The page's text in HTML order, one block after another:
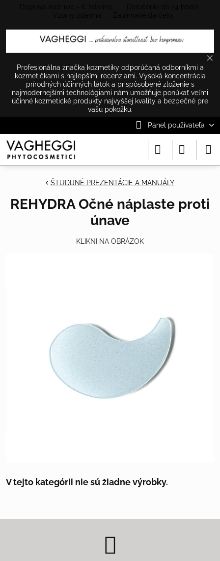
✕
Profesionálna značka kozmetiky odporúčaná odborníkmi a
kozmetičkami s najlepšími recenziami. Vysoká koncentrácia
prírodných účinných látok a prispôsobené zloženie s
najmodernejšími technológiami nám umožňuje ponúkať veľmi
účinné kozmetické produkty najvyššej kvality a bezpečné pre
vašu pokožku.
Panel používateľa
ŠTUDIJNÉ PREZENTÁCIE A MANUÁLY
REHYDRA Očné náplaste proti
únave
KLIKNI NA OBRÁZOK